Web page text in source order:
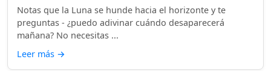
Notas que la Luna se hunde hacia el horizonte y te
preguntas - ¿puedo adivinar cuándo desaparecerá
mañana? No necesitas ...
Leer más →